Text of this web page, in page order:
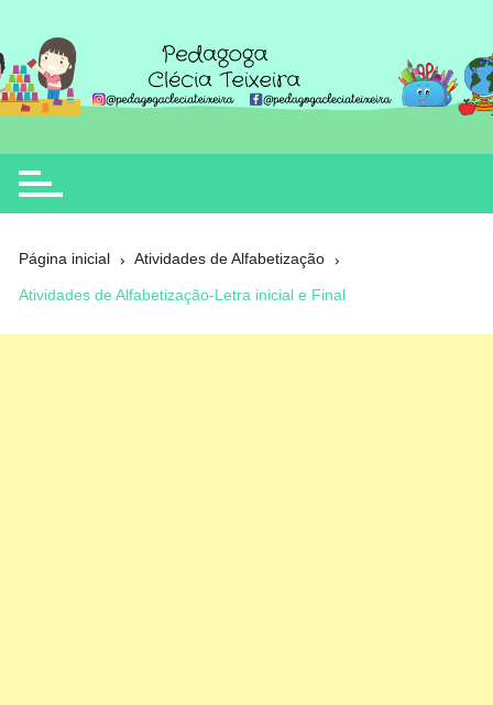
o
conteúdo
Clécia Teixeira
educação
Página inicial Atividades de Alfabetização
Atividades de Alfabetização-Letra inicial e Final